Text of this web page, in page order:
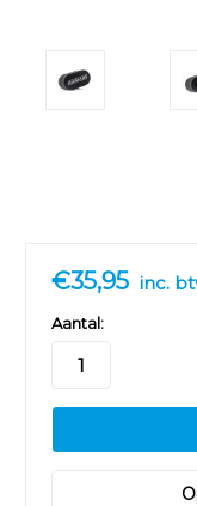
€35,95 inc.
Aantal: